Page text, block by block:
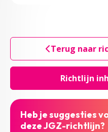
Richtlijn
Terug naar
Heb je suggesties
deze JGZ-richtlijn?